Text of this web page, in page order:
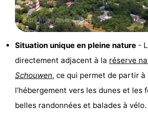
Églises
Moulins
Points
vue
Attractions
Croisières
Situation unique en pleine nature -
directement adjacent à la réserve
Schouwen, ce qui permet de partir à
l’hébergement vers les dunes et les
belles randonnées et balades à vélo.